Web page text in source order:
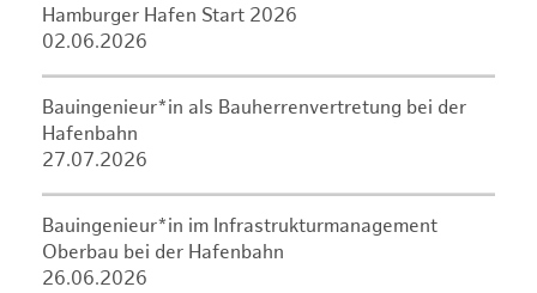
Hamburger Hafen Start 2026
02.06.2026
Bauingenieur*in als Bauherrenvertretung bei der
Hafenbahn
27.07.2026
Bauingenieur*in im Infrastrukturmanagement
Oberbau bei der Hafenbahn
26.06.2026